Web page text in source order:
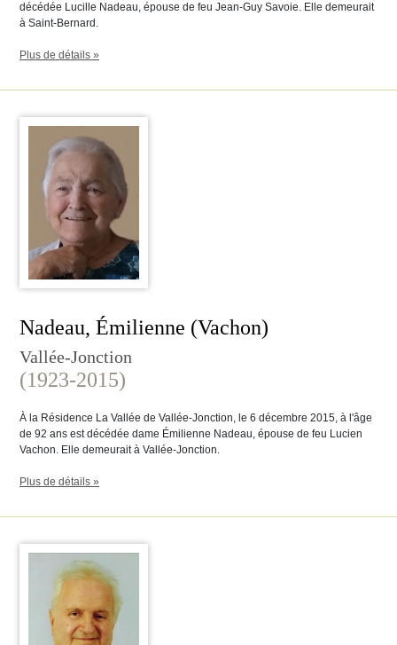
décédée Lucille Nadeau, épouse de feu Jean-Guy Savoie. Elle demeurait
à Saint-Bernard.
Plus de détails »
Nadeau, Émilienne (Vachon)
Vallée-Jonction
(1923-2015)
À la Résidence La Vallée de Vallée-Jonction, le 6 décembre 2015, à l'âge
de 92 ans est décédée dame Émilienne Nadeau, épouse de feu Lucien
Vachon. Elle demeurait à Vallée-Jonction.
Plus de détails »